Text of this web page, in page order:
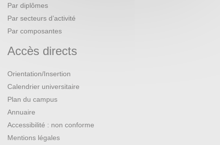
Par diplômes
Par secteurs d’activité
Par composantes
Accès directs
Orientation/Insertion
Calendrier universitaire
Plan du campus
Annuaire
Accessibilité : non conforme
Mentions légales